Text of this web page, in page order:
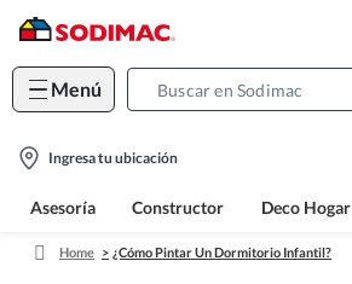
Menú
location-
Ingresa tu ubicación
Asesoría Constructor Deco Hogar
Home ¿Cómo Pintar Un Dormitorio Infantil?